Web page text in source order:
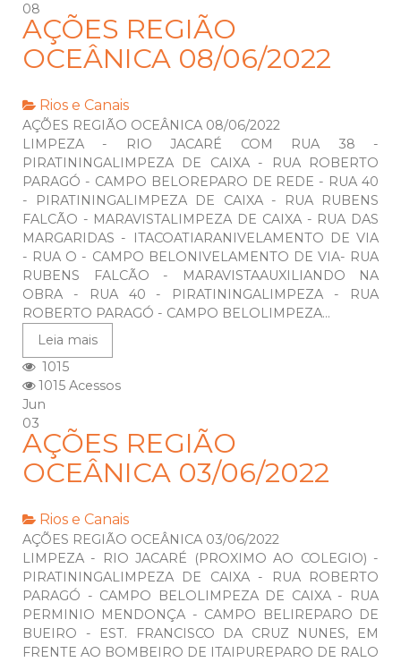
08
AÇÕES REGIÃO
OCEÂNICA 08/06/2022
Rios e Canais
AÇÕES REGIÃO OCEÂNICA 08/06/2022
LIMPEZA - RIO JACARÉ COM RUA 38 -
PIRATININGALIMPEZA DE CAIXA - RUA ROBERTO
PARAGÓ - CAMPO BELOREPARO DE REDE - RUA 40
- PIRATININGALIMPEZA DE CAIXA - RUA RUBENS
FALCÃO - MARAVISTALIMPEZA DE CAIXA - RUA DAS
MARGARIDAS - ITACOATIARANIVELAMENTO DE VIA
- RUA O - CAMPO BELONIVELAMENTO DE VIA- RUA
RUBENS FALCÃO - MARAVISTAAUXILIANDO NA
OBRA - RUA 40 - PIRATININGALIMPEZA - RUA
ROBERTO PARAGÓ - CAMPO BELOLIMPEZA...
Leia mais
1015
1015 Acessos
Jun
03
AÇÕES REGIÃO
OCEÂNICA 03/06/2022
Rios e Canais
AÇÕES REGIÃO OCEÂNICA 03/06/2022
LIMPEZA - RIO JACARÉ (PROXIMO AO COLEGIO) -
PIRATININGALIMPEZA DE CAIXA - RUA ROBERTO
PARAGÓ - CAMPO BELOLIMPEZA DE CAIXA - RUA
PERMINIO MENDONÇA - CAMPO BELIREPARO DE
BUEIRO - EST. FRANCISCO DA CRUZ NUNES, EM
FRENTE AO BOMBEIRO DE ITAIPUREPARO DE RALO